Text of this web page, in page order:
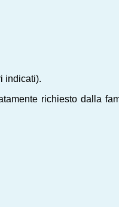
indicati).
richiesto dalla